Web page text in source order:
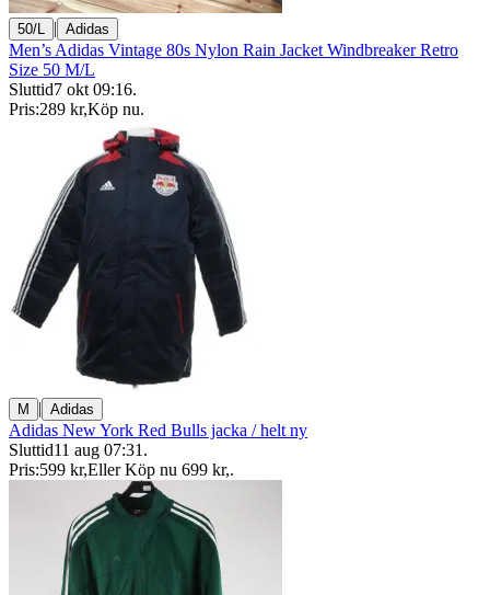
50/L | Adidas
Men’s Adidas Vintage 80s Nylon Rain Jacket Windbreaker Retro
Size 50 M/L
Sluttid7 okt 09:16.
Pris:289 kr,Köp nu.
M | Adidas
Adidas New York Red Bulls jacka / helt ny
Sluttid11 aug 07:31 .
Pris:599 kr,Eller Köp nu 699 kr,.